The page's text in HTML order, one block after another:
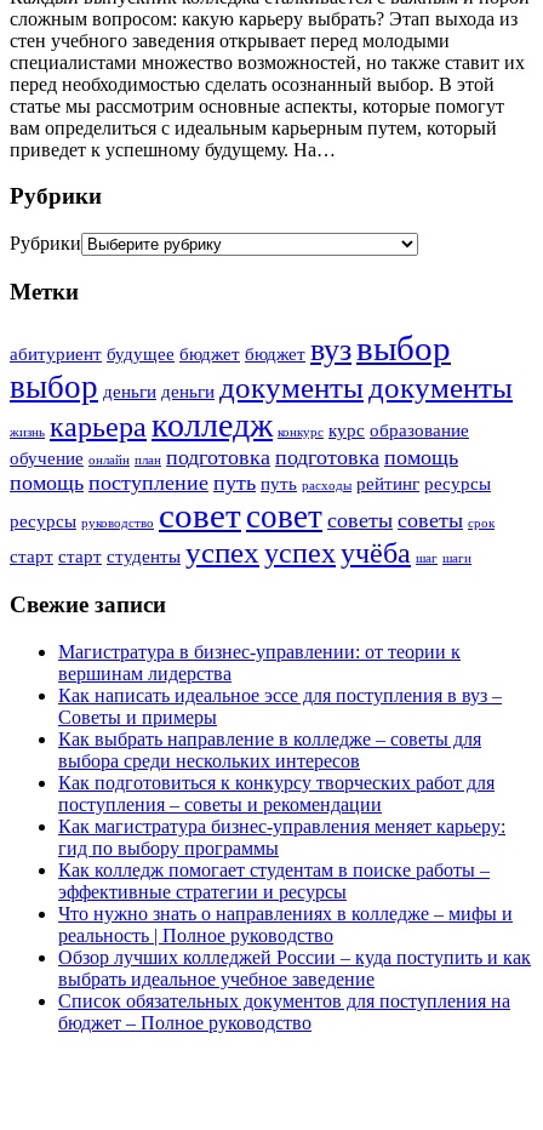
сложным вопросом: какую карьеру выбрать? Этап выхода из
стен учебного заведения открывает перед молодыми
специалистами множество возможностей, но также ставит их
перед необходимостью сделать осознанный выбор. В этой
статье мы рассмотрим основные аспекты, которые помогут
вам определиться с идеальным карьерным путем, который
приведет к успешному будущему. На…
Рубрики
Рубрики
Метки
абитуриент будущее бюджет бюджет вузвыбор
выбор деньги деньги документы документы
жизнь карьера колледж конкурс курс образование
обучение онлайн план подготовка подготовка помощь
помощь поступление путь путь расходы рейтинг ресурсы
ресурсы руководство советсовет советы советы срок
старт старт студенты успехуспехучёба шаг шаги
Свежие записи
Магистратура в бизнес-управлении: от теории к
вершинам лидерства
Как написать идеальное эссе для поступления в вуз –
Советы и примеры
Как выбрать направление в колледже – советы для
выбора среди нескольких интересов
Как подготовиться к конкурсу творческих работ для
поступления – советы и рекомендации
Как магистратура бизнес-управления меняет карьеру:
гид по выбору программы
Как колледж помогает студентам в поиске работы –
эффективные стратегии и ресурсы
Что нужно знать о направлениях в колледже – мифы и
реальность | Полное руководство
Обзор лучших колледжей России – куда поступить и как
выбрать идеальное учебное заведение
Список обязательных документов для поступления на
бюджет – Полное руководство